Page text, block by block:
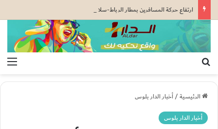
الرئيسية/أخبار الدار بلوس
أخبار الدار بلوس